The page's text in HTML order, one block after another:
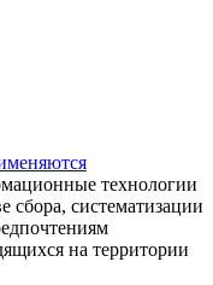
технологии
сбора, систематизации
на территории